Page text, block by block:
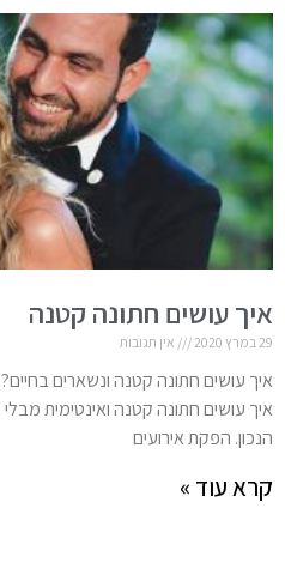
איך עושים חתונה קטנה
29 במרץ 2020 אין תגובות
איך עושים חתונה קטנה ונשארים
איך עושים חתונה קטנה ואינטימית
הנכון. הפקת אירועים
קרא עוד »